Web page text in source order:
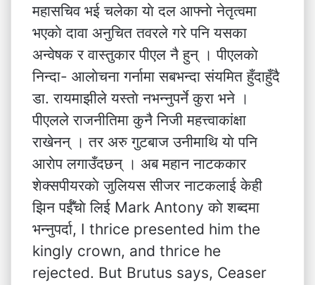
महासचिव भई चलेका याे दल आफ्नाे नेतृत्वमा
भएकाे दावा अनुचित तवरले गरे पनि यसका
अन्वेषक र वास्तुकार पीएल नै हुन् । पीएलकाे
निन्दा- आलाेचना गर्नामा सबभन्दा संयमित हुँदाहुँदै
डा. रायमाझीले यस्ताे नभन्नुपर्ने कुरा भने ।
पीएलले राजनीतिमा कुनै निजी महत्त्वाकांक्षा
राखेनन् । तर अरु गुटबाज उनीमाथि याे पनि
आराेप लगाउँदछन् । अब महान नाटककार
शेक्सपीयरकाे जुलियस सीजर नाटकलाई केही
झिन पईँचाे लिई Mark Antony काे शब्दमा
भन्नुपर्दा, I thrice presented him the
kingly crown, and thrice he
rejected. But Brutus says, Ceaser